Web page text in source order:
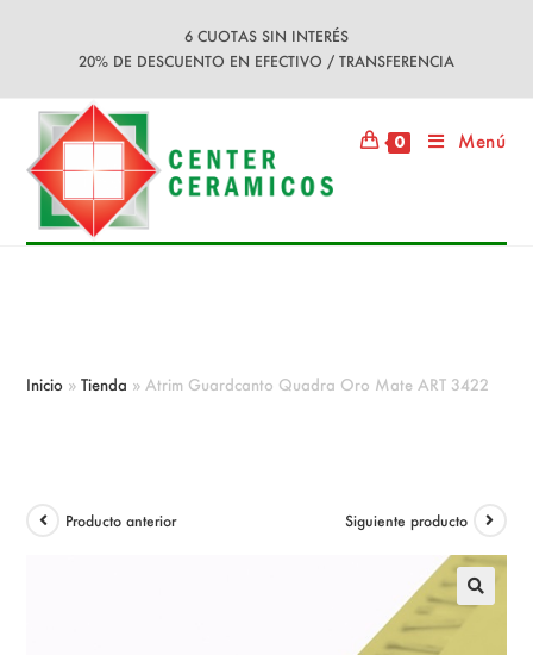
6 CUOTAS SIN INTERÉS
20% DE DESCUENTO EN EFECTIVO / TRANSFERENCIA
0 Menú
Inicio »Tienda » Atrim Guardcanto Quadra Oro Mate ART 3422
Producto anterior Siguiente producto